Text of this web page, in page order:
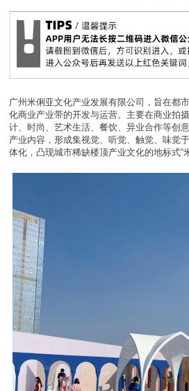
广州米俐亚文化产业发展有限公司，旨在都
化商业产业带的开发与运营。主要在商业拍
计、时尚、艺术生活、餐饮、异业合作等创
产业内容，形成集视觉、听觉、触觉、味觉
体化，凸现城市稀缺楼顶产业文化的地标式“